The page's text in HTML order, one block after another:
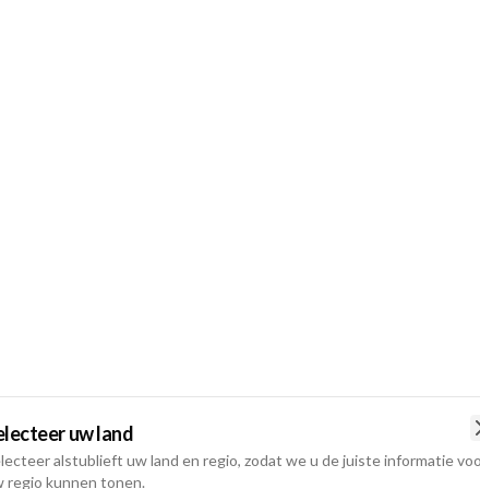
uw land
alstublieft uw land en regio, zodat we u de juiste informatie
regio kunnen tonen.